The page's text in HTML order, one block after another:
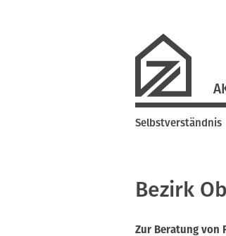
Navigation
Selbstverständnis
Bezirk
Zur Beratung von